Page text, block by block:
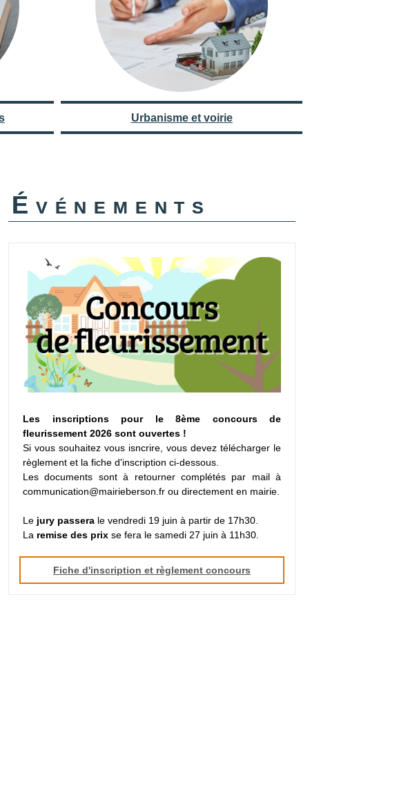
Urbanisme et voirie
Événements
Les inscriptions pour le 8ème concours de
fleurissement 2026 sont ouvertes !
Si vous souhaitez vous isncrire, vous devez télécharger le
règlement et la fiche d'inscription ci-dessous.
Les documents sont à retourner complétés par mail à
communication@mairieberson.fr ou directement en mairie.
Le jury passera le vendredi 19 juin à partir de 17h30.
La remise des prix se fera le samedi 27 juin à 11h30.
Fiche d'inscription et règlement concours